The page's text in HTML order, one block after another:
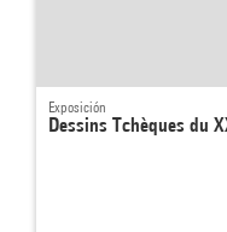
Exposición
Dessins Tchèques du